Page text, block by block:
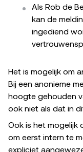
Als Rob de
kan de
ingediend
Het is mogelijk om
Bij een anonieme
hoogte gehouden
ook niet als dat in
Ook is het mogelijk
om eerst intern te